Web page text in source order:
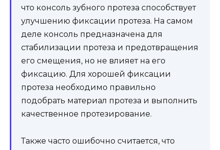
что консоль зубного протеза способствует
улучшению фиксации протеза. На самом
деле консоль предназначена для
стабилизации протеза и предотвращения
его смещения, но не влияет на его
фиксацию. Для хорошей фиксации
протеза необходимо правильно
подобрать материал протеза и выполнить
качественное протезирование.
Также часто ошибочно считается, что